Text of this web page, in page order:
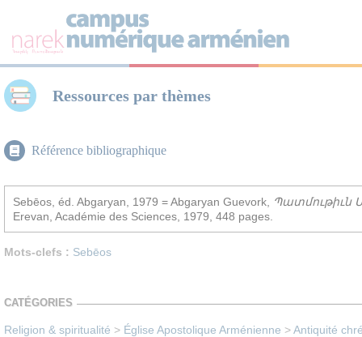
Ressources par thèmes
Référence bibliographique
Sebēos, éd. Abgaryan, 1979 = Abgaryan Guevork,
Պատմութիւն
Erevan, Académie des Sciences, 1979, 448 pages.
Mots-clefs : Sebēos
CATÉGORIES
Religion & spiritualité > Église Apostolique Arménienne >Antiquité